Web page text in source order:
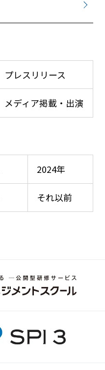
プレスリリース
メディア掲載・出演
2024年
それ以前